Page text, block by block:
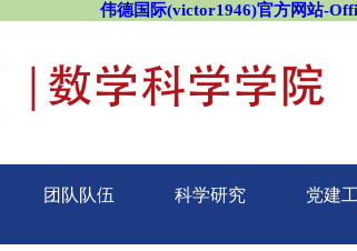
伟德国际(victor1946)官方网站-
团队队伍 科学研究 党建